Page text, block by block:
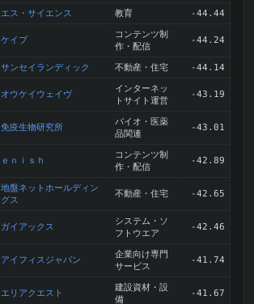
エス・サイエンス 教育 -44.44
ケイブ コンテンツ制
作・配信
-44.24
サンセイランディック 不動産・住宅 -44.14
オウケイウェイヴ
インターネッ
トサイト運営
-43.19
免疫生物研究所 バイオ・医薬
品関連
-43.01
ｅｎｉｓｈ コンテンツ制
作・配信
-42.89
地盤ネットホールディン
グス
不動産・住宅 -42.65
ガイアックス システム・ソ
フトウエア
-42.46
アイフィスジャパン 企業向け専門
サービス
-41.74
エリアクエスト 建設資材・設
備
-41.67